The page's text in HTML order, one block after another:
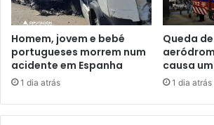
Homem, jovem e bebé
portugueses morrem num
acidente em Espanha
1 dia atrás
Queda
causa
1 dia atrás